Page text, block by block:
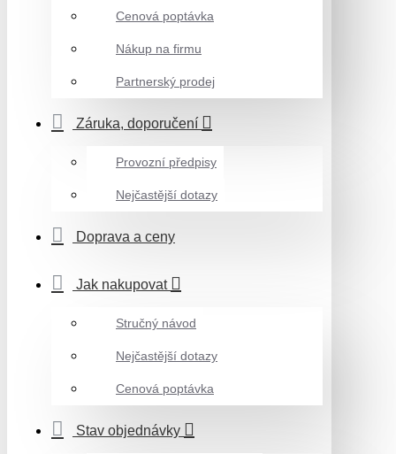
Cenová poptávka
Nákup na firmu
Partnerský prodej
Záruka, doporučení
Provozní předpisy
Nejčastější dotazy
Doprava a ceny
Jak nakupovat
Stručný návod
Nejčastější dotazy
Cenová poptávka
Stav objednávky